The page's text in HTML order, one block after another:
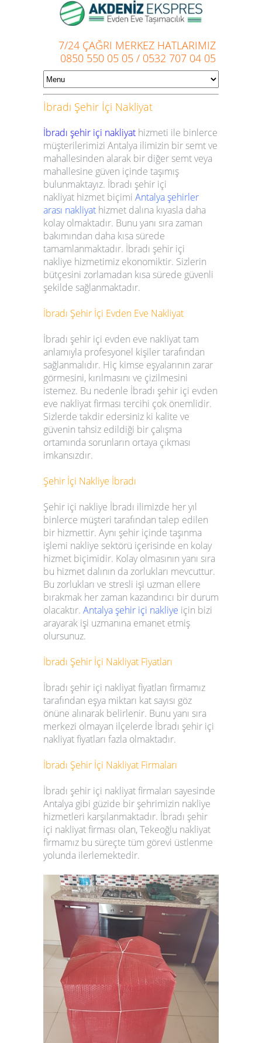
7/24 ÇAĞRI MERKEZ HATLARIMIZ
0850 550 05 05 / 0532 707 04 05
İbradı Şehir İçi Nakliyat
İbradı şehir içi nakliyat hizmeti ile binlerce
müşterilerimizi Antalya ilimizin bir semt ve
mahallesinden alarak bir diğer semt veya
mahallesine güven içinde taşımış
bulunmaktayız. İbradı şehir içi
nakliyat hizmet biçimi Antalya şehirler
arası nakliyat hizmet dalına kıyasla daha
kolay olmaktadır. Bunu yanı sıra zaman
bakımından daha kısa sürede
tamamlanmaktadır. İbradı şehir içi
nakliye hizmetimiz ekonomiktir. Sizlerin
bütçesini zorlamadan kısa sürede güvenli
şekilde sağlanmaktadır.
İbradı Şehir İçi Evden Eve Nakliyat
İbradı şehir içi evden eve nakliyattam
anlamıyla profesyonel kişiler tarafından
sağlanmalıdır. Hiç kimse eşyalarının zarar
görmesini, kırılmasını ve çizilmesini
istemez. Bu nedenle İbradı şehir içi evden
eve nakliyat firması tercihi çok önemlidir.
Sizlerde takdir edersiniz ki kalite ve
güvenin tahsiz edildiği bir çalışma
ortamında sorunların ortaya çıkması
imkansızdır.
Şehir İçi Nakliye İbradı
Şehir içi nakliye İbradı ilimizde her yıl
binlerce müşteri tarafından talep edilen
bir hizmettir. Aynı şehir içinde taşınma
işlemi nakliye sektörü içerisinde en kolay
hizmet biçimidir. Kolay olmasının yanı sıra
bu hizmet dalının da zorlukları mevcuttur.
Bu zorlukları ve stresli işi uzman ellere
bırakmak her zaman kazandırıcı bir durum
olacaktır. Antalya şehir içi nakliye için bizi
arayarak işi uzmanına emanet etmiş
olursunuz.
İbradı Şehir İçi Nakliyat Fiyatları
İbradı şehir içi nakliyat fiyatları firmamız
tarafından eşya miktarı kat sayısı göz
önüne alınarak belirlenir. Bunu yanı sıra
merkezi olmayan ilçelerde İbradı şehir içi
nakliyat fiyatları fazla olmaktadır.
İbradı Şehir İçi Nakliyat Firmaları
İbradı şehir içi nakliyat firmaları sayesinde
Antalya gibi güzide bir şehrimizin nakliye
hizmetleri karşılanmaktadır. İbradı şehir
içi nakliyat firması olan,Tekeoğlu nakliyat
firmamız bu süreçte tüm görevi üstlenme
yolunda ilerlemektedir.